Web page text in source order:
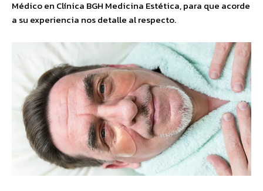
Médico en Clínica BGH Medicina Estética, para que acorde
a su experiencia nos detalle al respecto.